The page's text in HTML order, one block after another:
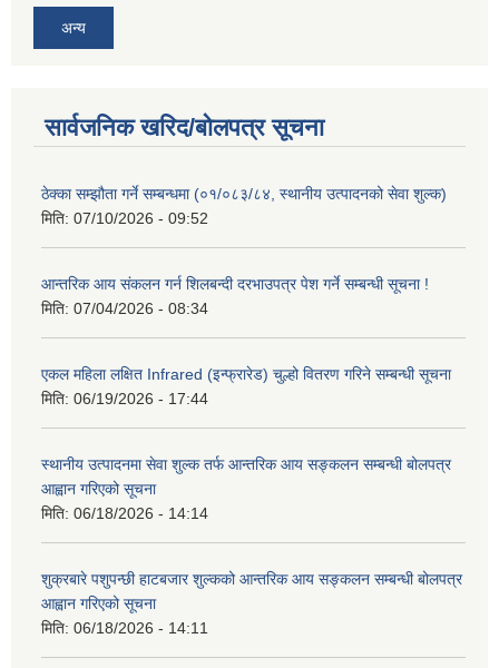
अन्य
सार्वजनिक खरिद/बोलपत्र सूचना
ठेक्का सम्झौता गर्ने सम्बन्धमा (०१/०८३/८४, स्थानीय उत्पादनको सेवा शुल्क)
मिति: 07/10/2026 - 09:52
आन्तरिक आय संकलन गर्न शिलबन्दी दरभाउपत्र पेश गर्ने सम्बन्धी सूचना !
मिति: 07/04/2026 - 08:34
एकल महिला लक्षित Infrared (इन्फ्रारेड) चुल्हो वितरण गरिने सम्बन्धी सूचना
मिति: 06/19/2026 - 17:44
स्थानीय उत्पादनमा सेवा शुल्क तर्फ आन्तरिक आय सङ्कलन सम्बन्धी बोलपत्र
आह्वान गरिएको सूचना
मिति: 06/18/2026 - 14:14
शुक्रबारे पशुपन्छी हाटबजार शुल्कको आन्तरिक आय सङ्कलन सम्बन्धी बोलपत्र
आह्वान गरिएको सूचना
मिति: 06/18/2026 - 14:11